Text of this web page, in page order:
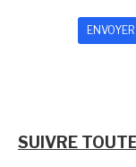
SUIVRE